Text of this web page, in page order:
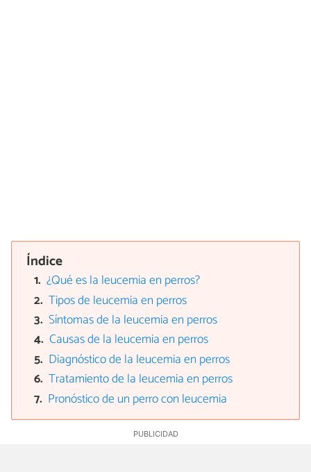
Índice
¿Qué es la leucemia en perros?
Tipos de leucemia en perros
Síntomas de la leucemia en perros
Causas de la leucemia en perros
Diagnóstico de la leucemia en perros
Tratamiento de la leucemia en perros
Pronóstico de un perro con leucemia